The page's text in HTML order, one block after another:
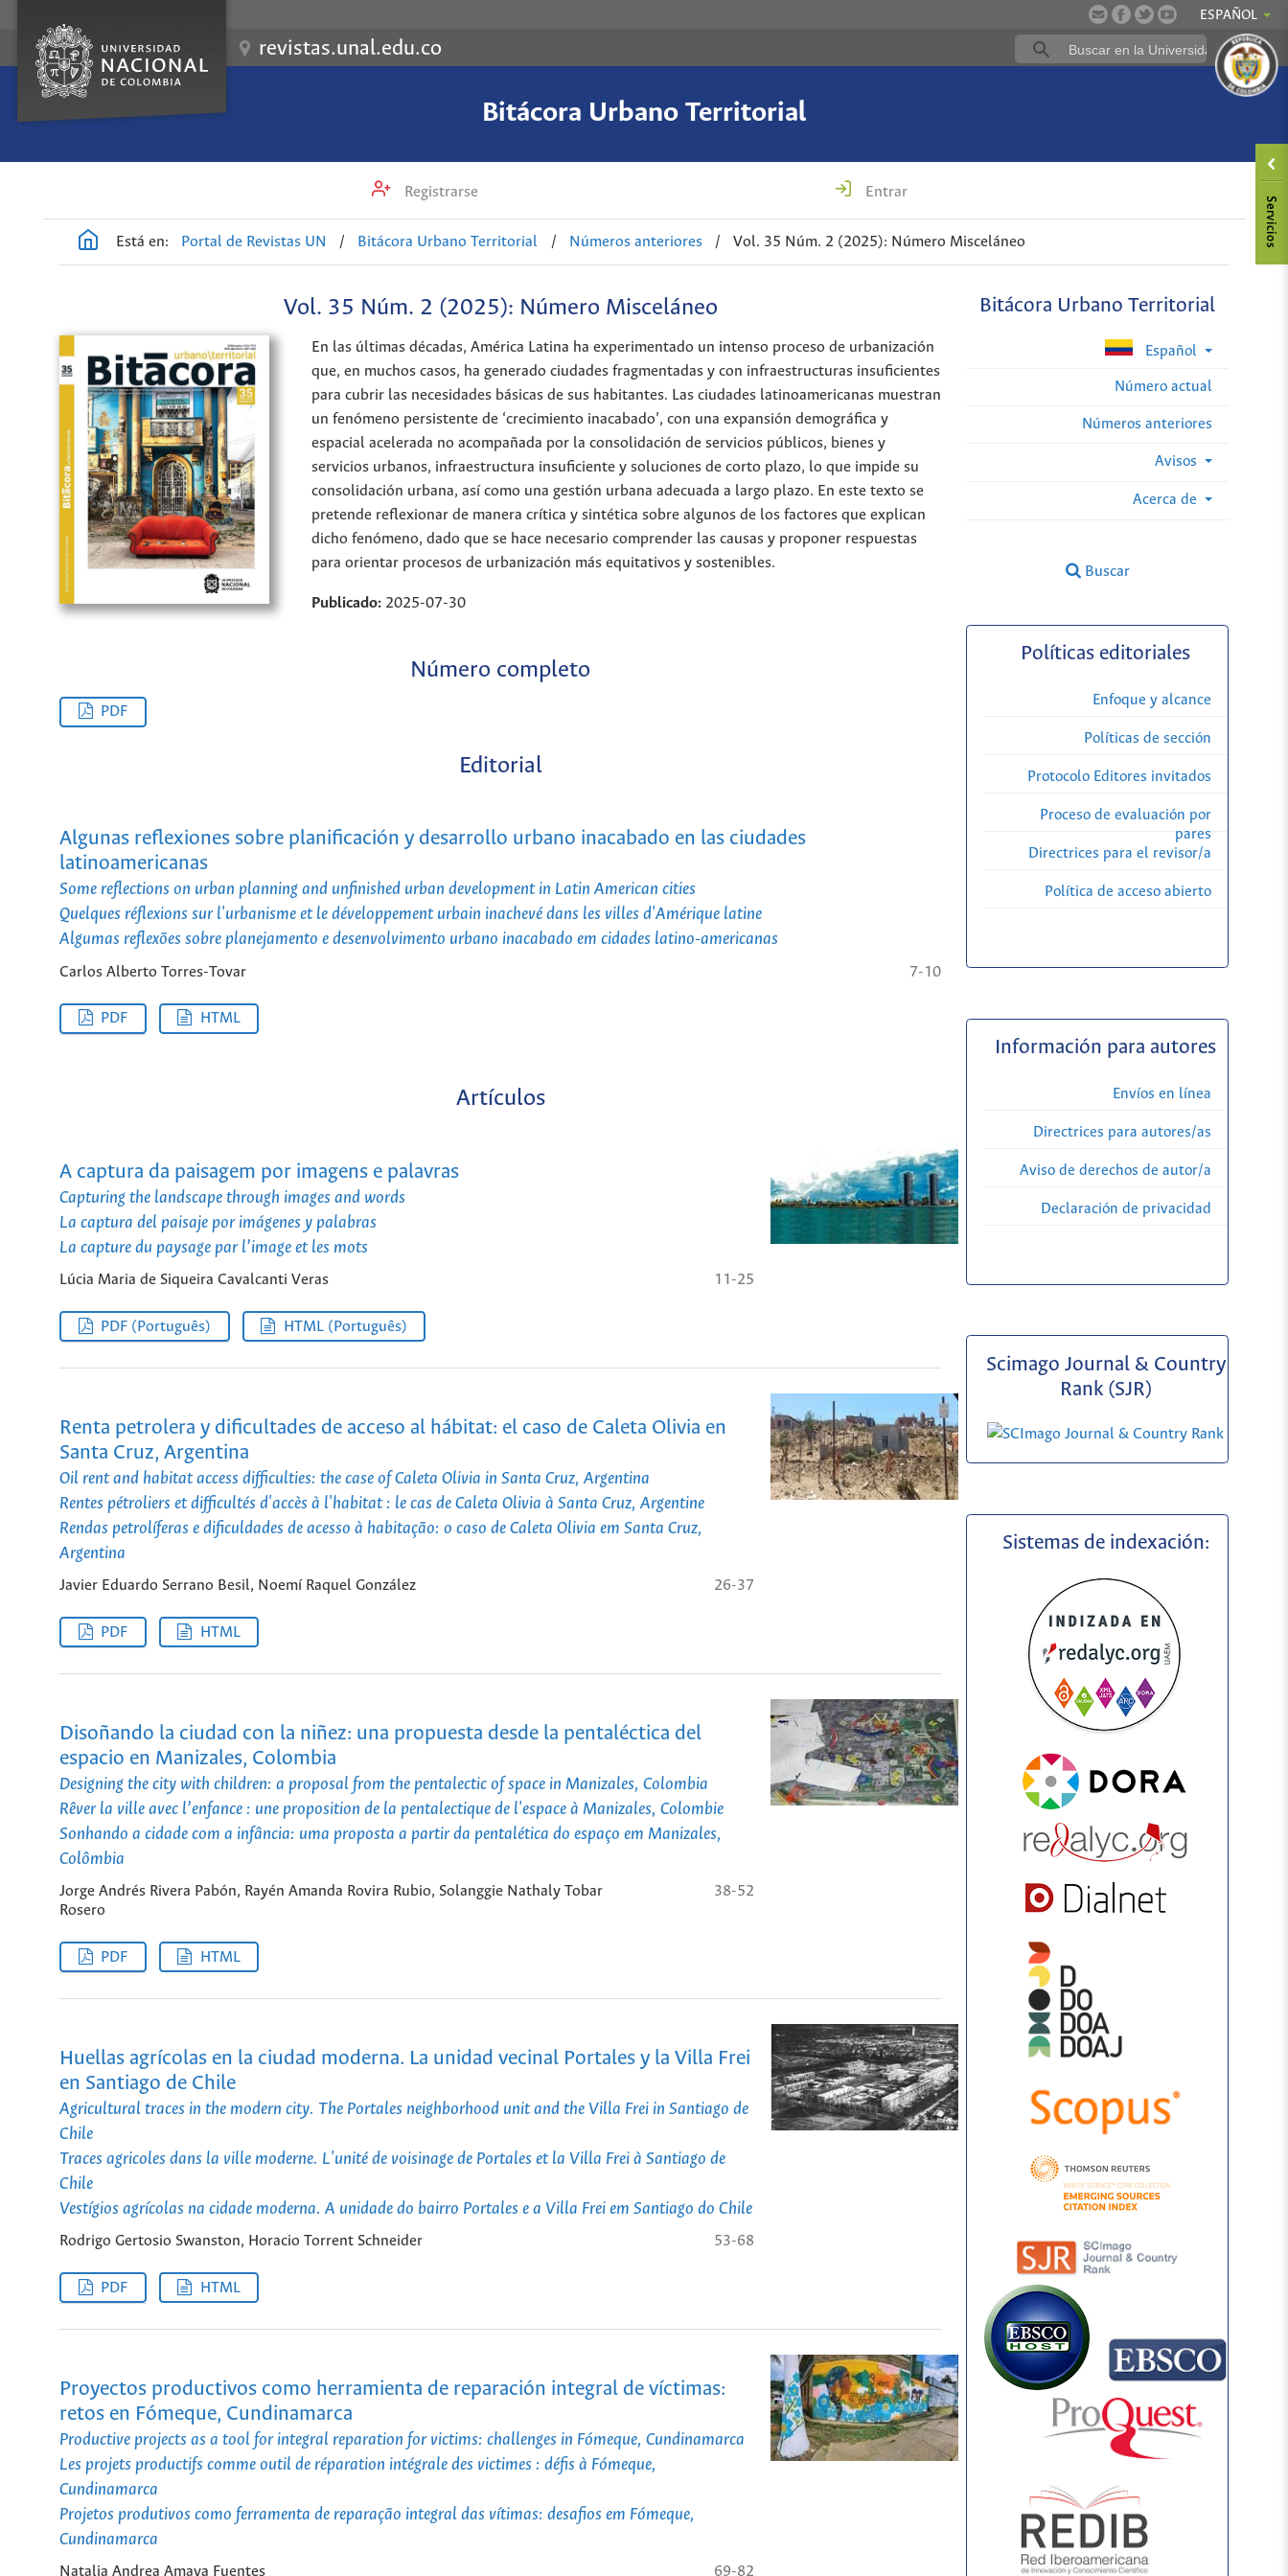
ESPAÑOL
revistas.unal.edu.co
Bitácora Urbano Territorial
Registrarse Entrar
Está en: Portal de Revistas UN / Bitácora Urbano Territorial / Números anteriores / Vol. 35 Núm. 2 (2025): Número Misceláneo
Bitácora Urbano Territorial
Español
Número actual
Números anteriores
Avisos
Acerca de
Buscar
Vol. 35 Núm. 2 (2025): Número Misceláneo
En las últimas décadas, América Latina ha experimentado un intenso proceso de urbanización
que, en muchos casos, ha generado ciudades fragmentadas y con infraestructuras insuficientes
para cubrir las necesidades básicas de sus habitantes. Las ciudades latinoamericanas muestran
un fenómeno persistente de ‘crecimiento inacabado’, con una expansión demográfica y
espacial acelerada no acompañada por la consolidación de servicios públicos, bienes y
servicios urbanos, infraestructura insuficiente y soluciones de corto plazo, lo que impide su
consolidación urbana, así como una gestión urbana adecuada a largo plazo. En este texto se
pretende reflexionar de manera crítica y sintética sobre algunos de los factores que explican
dicho fenómeno, dado que se hace necesario comprender las causas y proponer respuestas
para orientar procesos de urbanización más equitativos y sostenibles.
Publicado: 2025-07-30
Número completo
PDF
Editorial
Algunas reflexiones sobre planificación y desarrollo urbano inacabado en las ciudades
latinoamericanas
Some reflections on urban planning and unfinished urban development in Latin American cities
Quelques réflexions sur l'urbanisme et le développement urbain inachevé dans les villes d'Amérique latine
Algumas reflexões sobre planejamento e desenvolvimento urbano inacabado em cidades latino-americanas
Carlos Alberto Torres-Tovar 7-10
PDF HTML
Artículos
A captura da paisagem por imagens e palavras
Capturing the landscape through images and words
La captura del paisaje por imágenes y palabras
La capture du paysage par l’image et les mots
Lúcia Maria de Siqueira Cavalcanti Veras 11-25
PDF (Português) HTML (Português)
Renta petrolera y dificultades de acceso al hábitat: el caso de Caleta Olivia en
Santa Cruz, Argentina
Oil rent and habitat access difficulties: the case of Caleta Olivia in Santa Cruz, Argentina
Rentes pétroliers et difficultés d'accès à l'habitat : le cas de Caleta Olivia à Santa Cruz, Argentine
Rendas petrolíferas e dificuldades de acesso à habitação: o caso de Caleta Olivia em Santa Cruz,
Argentina
Javier Eduardo Serrano Besil, Noemí Raquel González 26-37
PDF HTML
Disoñando la ciudad con la niñez: una propuesta desde la pentaléctica del
espacio en Manizales, Colombia
Designing the city with children: a proposal from the pentalectic of space in Manizales, Colombia
Rêver la ville avec l’enfance : une proposition de la pentalectique de l'espace à Manizales, Colombie
Sonhando a cidade com a infância: uma proposta a partir da pentalética do espaço em Manizales,
Colômbia
Jorge Andrés Rivera Pabón, Rayén Amanda Rovira Rubio, Solanggie Nathaly Tobar
Rosero
38-52
PDF HTML
Huellas agrícolas en la ciudad moderna. La unidad vecinal Portales y la Villa Frei
en Santiago de Chile
Agricultural traces in the modern city. The Portales neighborhood unit and the Villa Frei in Santiago de
Chile
Traces agricoles dans la ville moderne. L'unité de voisinage de Portales et la Villa Frei à Santiago de
Chile
Vestígios agrícolas na cidade moderna. A unidade do bairro Portales e a Villa Frei em Santiago do Chile
Rodrigo Gertosio Swanston, Horacio Torrent Schneider 53-68
PDF HTML
Proyectos productivos como herramienta de reparación integral de víctimas:
retos en Fómeque, Cundinamarca
Productive projects as a tool for integral reparation for victims: challenges in Fómeque, Cundinamarca
Les projets productifs comme outil de réparation intégrale des victimes : défis à Fómeque,
Cundinamarca
Projetos produtivos como ferramenta de reparação integral das vítimas: desafios em Fómeque,
Cundinamarca
Natalia Andrea Amaya Fuentes 69-82
Políticas editoriales
Enfoque y alcance
Políticas de sección
Protocolo Editores invitados
Proceso de evaluación por
pares
Directrices para el revisor/a
Política de acceso abierto
Información para autores
Envíos en línea
Directrices para autores/as
Aviso de derechos de autor/a
Declaración de privacidad
Scimago Journal & Country
Rank (SJR)
Sistemas de indexación: